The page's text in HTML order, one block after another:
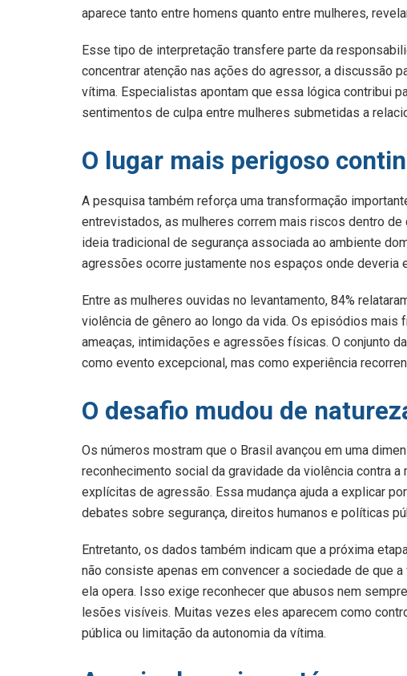
aparece tanto entre homens quanto entre mulheres,
Esse tipo de interpretação transfere parte da
concentrar atenção nas ações do agressor, a discussão
vítima. Especialistas apontam que essa lógica contribui
sentimentos de culpa entre mulheres submetidas a
O lugar mais perigoso
A pesquisa também reforça uma transformação
entrevistados, as mulheres correm mais riscos dentro de
ideia tradicional de segurança associada ao ambiente
agressões ocorre justamente nos espaços onde deveria
Entre as mulheres ouvidas no levantamento, 84%
violência de gênero ao longo da vida. Os episódios mais
ameaças, intimidações e agressões físicas. O conjunto
como evento excepcional, mas como experiência
O desafio mudou de
Os números mostram que o Brasil avançou em uma
reconhecimento social da gravidade da violência contra
explícitas de agressão. Essa mudança ajuda a explicar
debates sobre segurança, direitos humanos e políticas
Entretanto, os dados também indicam que a próxima
não consiste apenas em convencer a sociedade de que
ela opera. Isso exige reconhecer que abusos nem
lesões visíveis. Muitas vezes eles aparecem como
pública ou limitação da autonomia da vítima.